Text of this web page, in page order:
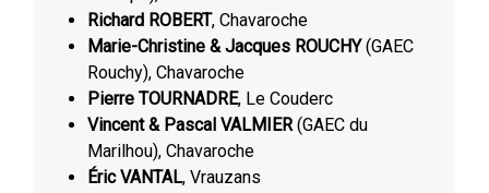
Richard ROBERT, Chavaroche
Marie-Christine & Jacques ROUCHY(GAEC
Rouchy), Chavaroche
Pierre TOURNADRE, Le Couderc
Vincent & Pascal VALMIER (GAEC du
Marilhou), Chavaroche
Éric VANTAL, Vrauzans